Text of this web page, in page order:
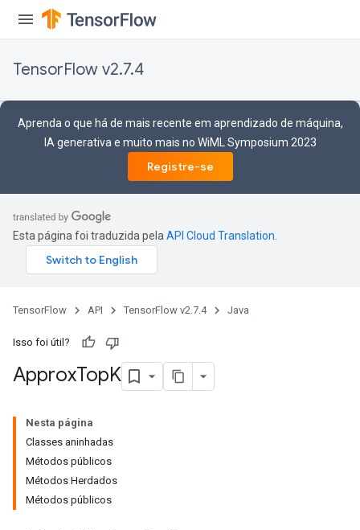
TensorFlow v2.7.4
Aprenda o que há de mais recente em aprendizado de máquina,
IA generativa e muito mais no WiML Symposium 2023
Registre-se
Esta página foi traduzida pela API Cloud Translation
TensorFlow API TensorFlow v2.7.4 Java
Isso foi útil?
ApproxTopK
Nesta página
Classes aninhadas
Métodos públicos
Métodos Herdados
Métodos públicos